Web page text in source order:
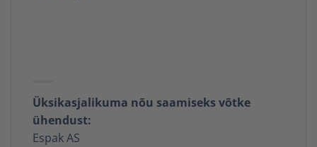
Üksikasjalikuma nõu saamiseks võtke
ühendust:
Espak AS